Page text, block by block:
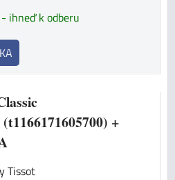
ihneď k odberu
+
Tissot